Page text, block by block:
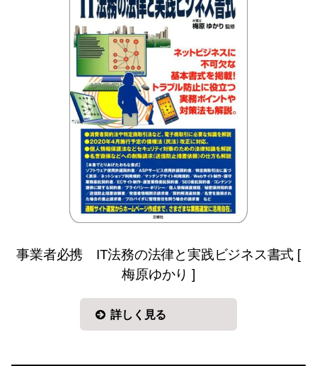
事業者必携 IT法務の法律と実践ビジネス書式 [
梅原ゆかり ]
詳しく見る